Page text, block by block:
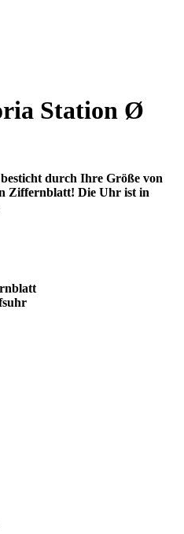
Station Ø
durch Ihre Größe von
Ziffernblatt! Die Uhr ist in